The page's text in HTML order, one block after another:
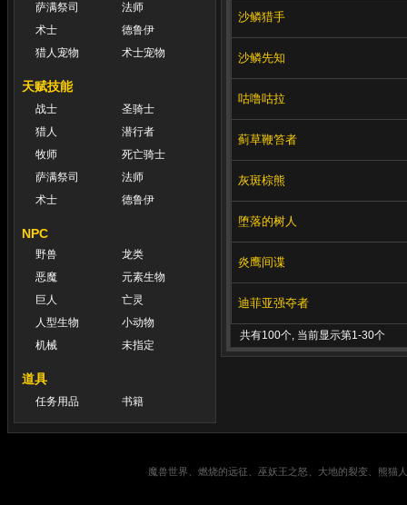
萨满祭司
法师
术士
德鲁伊
猎人宠物
术士宠物
天赋技能
战士
圣骑士
猎人
潜行者
牧师
死亡骑士
萨满祭司
法师
术士
德鲁伊
NPC
野兽
龙类
恶魔
元素生物
巨人
亡灵
人型生物
小动物
机械
未指定
道具
任务用品 书籍
沙鳞猎手
沙鳞先知
咕噜咕拉
蓟草鞭笞者
灰斑棕熊
堕落的树人
炎鹰间谍
迪菲亚强夺者
共有100个, 当前显示第1-30个
魔兽世界、燃烧的远征、巫妖王之怒、大地的裂变、熊猫